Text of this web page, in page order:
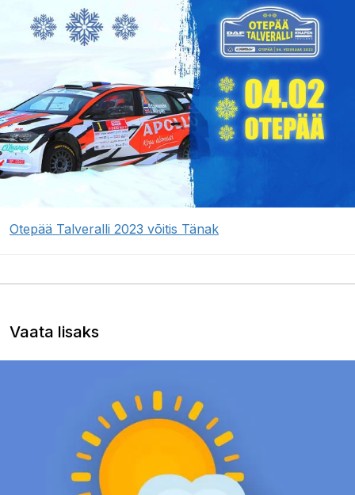
Otepää Talveralli 2023 võitis Tänak
Vaata lisaks